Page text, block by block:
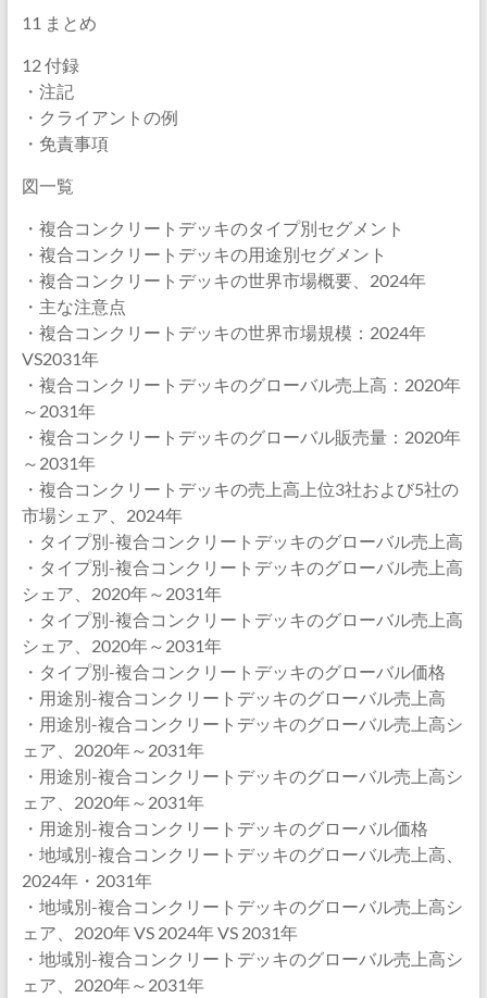
11 まとめ
12 付録
・注記
・クライアントの例
・免責事項
図一覧
・複合コンクリートデッキのタイプ別セグメント
・複合コンクリートデッキの用途別セグメント
・複合コンクリートデッキの世界市場概要、2024年
・主な注意点
・複合コンクリートデッキの世界市場規模：2024年
VS2031年
・複合コンクリートデッキのグローバル売上高：2020年
～2031年
・複合コンクリートデッキのグローバル販売量：2020年
～2031年
・複合コンクリートデッキの売上高上位3社および5社の
市場シェア、2024年
・タイプ別-複合コンクリートデッキのグローバル売上高
・タイプ別-複合コンクリートデッキのグローバル売上高
シェア、2020年～2031年
・タイプ別-複合コンクリートデッキのグローバル売上高
シェア、2020年～2031年
・タイプ別-複合コンクリートデッキのグローバル価格
・用途別-複合コンクリートデッキのグローバル売上高
・用途別-複合コンクリートデッキのグローバル売上高シ
ェア、2020年～2031年
・用途別-複合コンクリートデッキのグローバル売上高シ
ェア、2020年～2031年
・用途別-複合コンクリートデッキのグローバル価格
・地域別-複合コンクリートデッキのグローバル売上高、
2024年・2031年
・地域別-複合コンクリートデッキのグローバル売上高シ
ェア、2020年 VS 2024年 VS 2031年
・地域別-複合コンクリートデッキのグローバル売上高シ
ェア、2020年～2031年